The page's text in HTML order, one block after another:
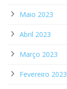
Maio 2023
Abril 2023
Março 2023
Fevereiro 2023